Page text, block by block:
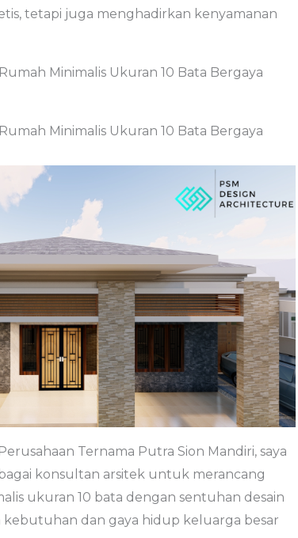
tetapi juga menghadirkan kenyamanan
Minimalis Ukuran 10 Bata Bergaya
Minimalis Ukuran 10 Bata Bergaya
Ternama Putra Sion Mandiri, saya
konsultan arsitek untuk merancang
ukuran 10 bata dengan sentuhan desain
kebutuhan dan gaya hidup keluarga besar